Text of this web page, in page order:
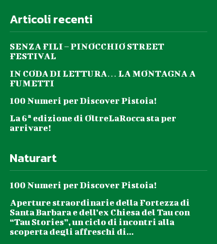
Articoli recenti
SENZA FILI – PINOCCHIO STREET
FESTIVAL
IN CODA DI LETTURA… LA MONTAGNA A
FUMETTI
100 Numeri per Discover Pistoia!
La 6ª edizione di OltreLaRocca sta per
arrivare!
Naturart
100 Numeri per Discover Pistoia!
Aperture straordinarie della Fortezza di
Santa Barbara e dell’ex Chiesa del Tau con
“Tau Stories”, un ciclo di incontri alla
scoperta degli affreschi di...